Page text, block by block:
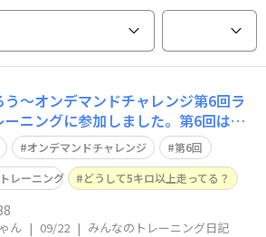
〜オンデマンドチャレンジ第6回ラ
ニングに参加しました。第6回はラ
ーニングなので、なかなか参加出来
いから、順位はどうなっているの
たが走っている人達がいて、ちゃん
さん、走りながら聞いて
オンデマンドチャレンジ
第6回
レーニング
どうして5キロ以上走ってる？
ん | 09/22 | みんなのトレーニング日記